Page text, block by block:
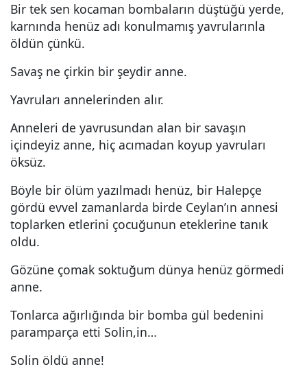
Bir tek sen kocaman bombaların düştüğü yerde,
karnında henüz adı konulmamış yavrularınla
öldün çünkü.
Savaş ne çirkin bir şeydir anne.
Yavruları annelerinden alır.
Anneleri de yavrusundan alan bir savaşın
içindeyiz anne, hiç acımadan koyup yavruları
öksüz.
Böyle bir ölüm yazılmadı henüz, bir Halepçe
gördü evvel zamanlarda birde Ceylan’ın annesi
toplarken etlerini çocuğunun eteklerine tanık
oldu.
Gözüne çomak soktuğum dünya henüz görmedi
anne.
Tonlarca ağırlığında bir bomba gül bedenini
paramparça etti Solin,in…
Solin öldü anne!